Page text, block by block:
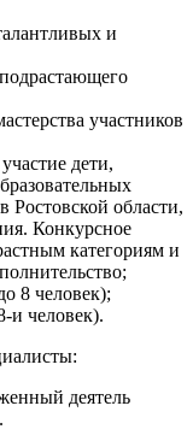
и
участников
дети,
Ростовской области,
Конкурсное
категориям и
8 человек);
и человек).
деятель